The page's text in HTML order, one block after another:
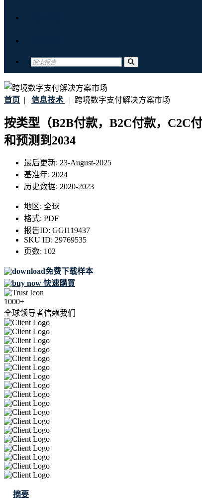
首页 | 信息技术 | 跨境数字支付解决方案市场
按类型（B2B付款，B2C付款，C2C
和预测到2034
最后更新: 23-August-2025
基准年: 2024
历史数据: 2020-2023
地区: 全球
格式: PDF
报告ID: GGI119437
SKU ID: 29769535
页数: 102
免费下载样本
快速購買
1000+
全球领导者信赖我们
摘要